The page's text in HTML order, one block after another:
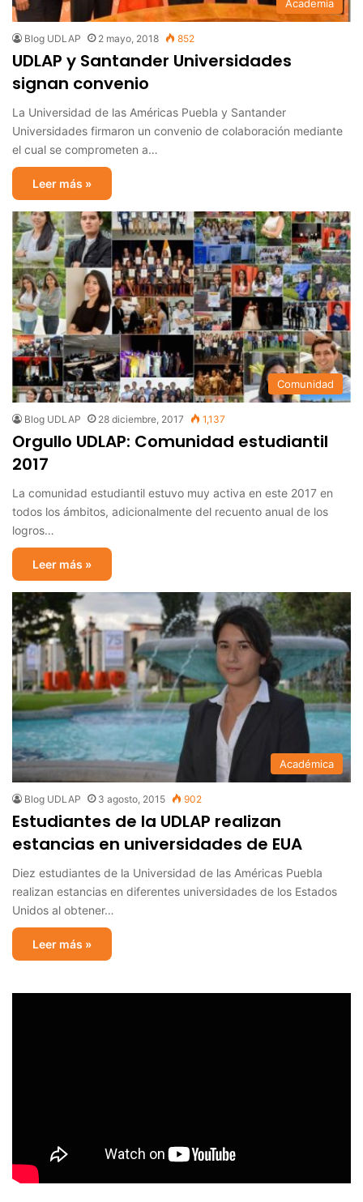
Academia
Blog UDLAP 2 mayo, 2018 852
UDLAP y Santander Universidades
signan convenio
La Universidad de las Américas Puebla y Santander
Universidades firmaron un convenio de colaboración mediante
el cual se comprometen a…
Leer más »
Comunidad
Blog UDLAP 28 diciembre, 2017 1,137
Orgullo UDLAP: Comunidad estudiantil
2017
La comunidad estudiantil estuvo muy activa en este 2017 en
todos los ámbitos, adicionalmente del recuento anual de los
logros…
Leer más »
Académica
Blog UDLAP 3 agosto, 2015 902
Estudiantes de la UDLAP realizan
estancias en universidades de EUA
Diez estudiantes de la Universidad de las Américas Puebla
realizan estancias en diferentes universidades de los Estados
Unidos al obtener…
Leer más »